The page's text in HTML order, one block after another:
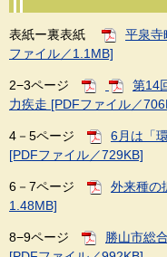
表紙ー裏表紙
平泉寺
ファイル／1.1MB]
2−3ページ
第14
力疾走 [PDFファイル／
4－5ページ
6月は「
[PDFファイル／729KB]
6－7ページ
外来種の
1.48MB]
8−9ページ
勝山市総